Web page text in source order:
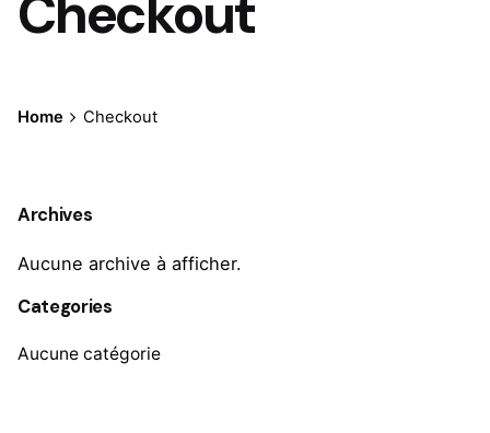
Home Checkout
Archives
Aucune archive à afficher.
Categories
Aucune catégorie